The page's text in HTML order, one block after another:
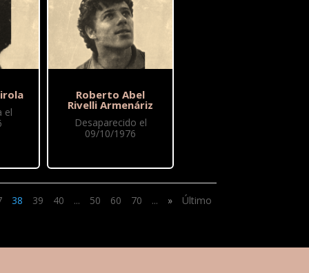
el
Roberto Abel
Rivelli Armenáriz
Desaparecido el
09/10/1976
38 39 40 ... 50 60 70 ... » Último